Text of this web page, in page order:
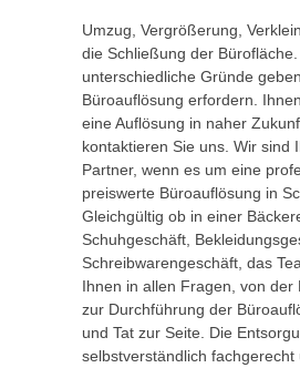
Umzug, Vergrößerung,
die Schließung der
unterschiedliche Gründe
Büroauflösung erfordern.
eine Auflösung in naher
kontaktieren Sie uns. Wir sind
Partner, wenn es um eine
preiswerte Büroauflösung in
Gleichgültig ob in einer
Schuhgeschäft,
Schreibwarengeschäft, das
Ihnen in allen Fragen, von der
zur Durchführung der
und Tat zur Seite. Die
selbstverständlich fachgerecht